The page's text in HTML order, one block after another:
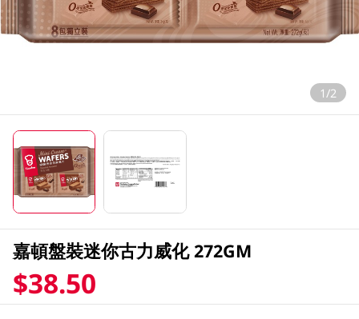
1/2
嘉頓盤裝迷你古力威化 272GM
$38.50